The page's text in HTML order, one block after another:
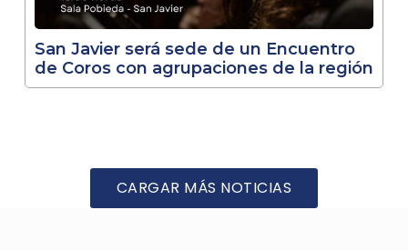
San Javier será sede de un Encuentro
de Coros con agrupaciones de la región
CARGAR MÁS NOTICIAS